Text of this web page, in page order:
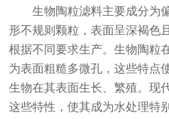
生物陶粒滤料主要成分为
形不规则颗粒，表面呈深褐色
根据不同要求生产。生物陶粒
为表面粗糙多微孔，这些特点
生物在其表面生长、繁殖。现
这些特性，使其成为水处理特